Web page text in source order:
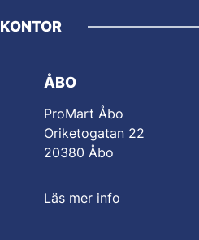
KONTOR
ÅBO
ProMart Åbo
Oriketogatan 22
20380 Åbo
Läs mer info